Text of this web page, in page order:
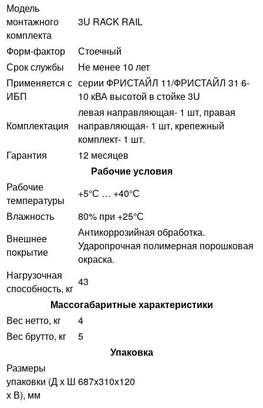
Модель
монтажного
комплекта
3U RACK RAIL
Форм-фактор
Стоечный
Срок службы
Не менее 10 лет
Применяется с
ИБП
серии ФРИСТАЙЛ 11/ФРИСТАЙЛ 31 6-
10 кВА высотой в стойке 3U
Комплектация
левая направляющая- 1 шт, правая
направляющая- 1 шт, крепежный
комплект- 1 шт.
Гарантия
12 месяцев
Рабочие условия
Рабочие
температуры
+5°С … +40°С
Влажность
80% при +25°С
Внешнее
покрытие
Антикоррозийная обработка.
Ударопрочная полимерная порошковая
окраска.
Нагрузочная
способность, кг
43
Массогабаритные характеристики
Вес нетто, кг
4
Вес брутто, кг
5
Упаковка
Размеры
упаковки (Д х Ш
х В), мм
687x310x120